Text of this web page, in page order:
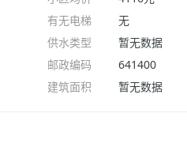
有无电梯
无
供水类型
暂无数据
邮政编码
641400
建筑面积 暂无数据